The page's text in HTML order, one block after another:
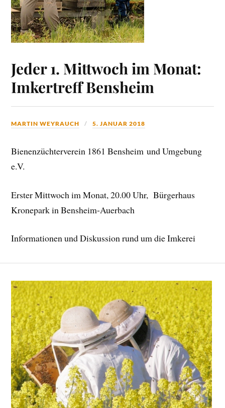
Jeder 1. Mittwoch im Monat:
Imkertreff Bensheim
MARTIN WEYRAUCH 5. JANUAR 2018
Bienenzüchterverein 1861 Bensheim und Umgebung
e.V.
Erster Mittwoch im Monat, 20.00 Uhr, Bürgerhaus
Kronepark in Bensheim-Auerbach
Informationen und Diskussion rund um die Imkerei